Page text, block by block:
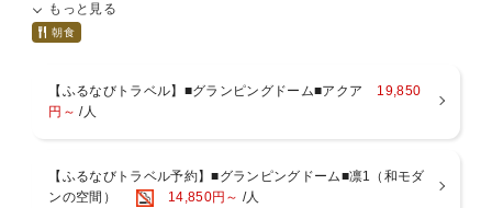
グランピングドームに併設する専用のダイニングスペースで、
お食事をお楽しみいただけます。
まな板/フライ返し/キッチンはさみ/おたま/菜箸/皮むき器/
包丁/トング/栓抜き/お皿/はし/ガスコンロ/ウェーバーグリル 等
1.セントラルハウスにて、カクテルバーをご用意（一部有料オプショ
ン有り）
もっと見る
朝食
【ふるなびトラベル】■グランピングドーム■アクア 19,850
円～ /人
【ふるなびトラベル予約】■グランピングドーム■凛1（和モダ
ンの空間）
14,850円～ /人